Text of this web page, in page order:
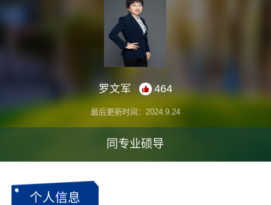
罗文军 464
最后更新时间： 2024.9.24
同专业硕导
个人信息